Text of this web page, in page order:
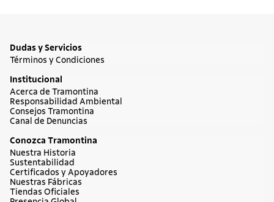
Dudas y Servicios
Términos y Condiciones
Institucional
Acerca de Tramontina
Responsabilidad Ambiental
Consejos Tramontina
Canal de Denuncias
Conozca Tramontina
Nuestra Historia
Sustentabilidad
Certificados y Apoyadores
Nuestras Fábricas
Tiendas Oficiales